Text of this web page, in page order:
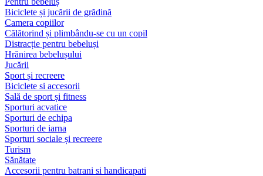
Biciclete și jucării de grădină
Camera copiilor
Călătorind și plimbându-se cu un copil
Distracție pentru bebeluși
Hrănirea bebelușului
Jucării
Sport și recreere
Biciclete si accesorii
Sală de sport și fitness
Sporturi acvatice
Sporturi de echipa
Sporturi de iarna
Sporturi sociale și recreere
Turism
Sănătate
Accesorii pentru batrani si handicapati